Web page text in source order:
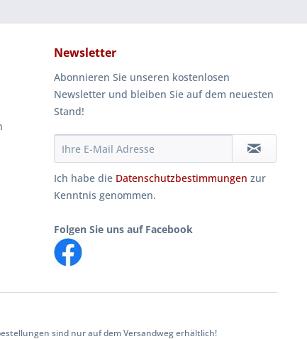
Newsletter
Abonnieren Sie unseren kostenlosen
Newsletter und bleiben Sie auf dem neuesten
Stand!
Ich habe die Datenschutzbestimmungen zur
Kenntnis genommen.
Folgen Sie uns auf Facebook
sind nur auf dem Versandweg erhältlich!